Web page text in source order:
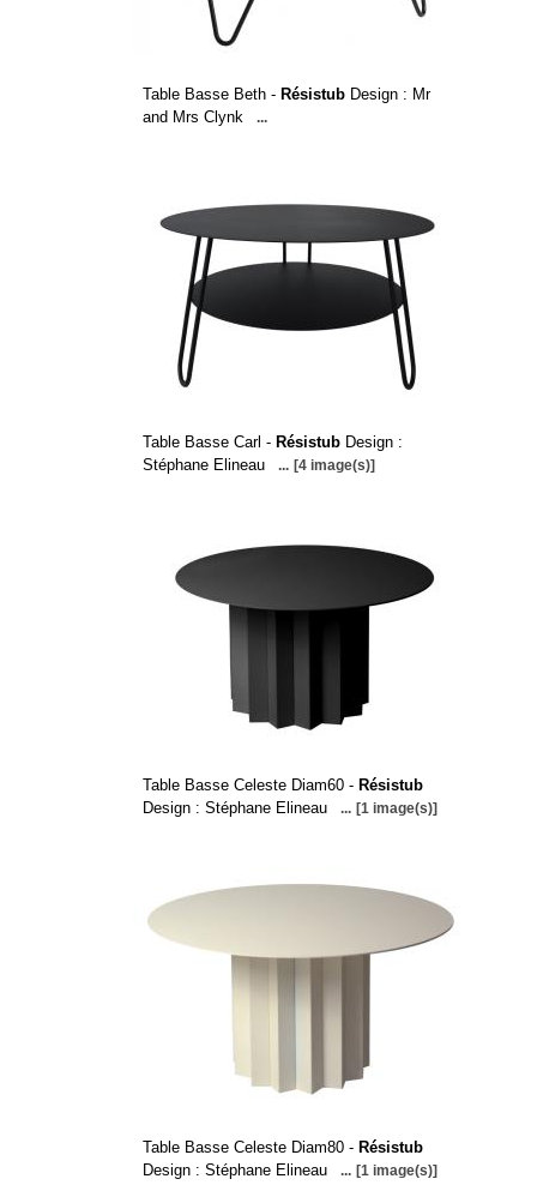
Table Basse Beth - RésistubDesign : Mr
and Mrs Clynk
...
Table Basse Carl - RésistubDesign :
Stéphane Elineau
... [4 image(s)]
Table Basse Celeste Diam60 - Résistub
Design : Stéphane Elineau
... [1 image(s)]
Table Basse Celeste Diam80 - Résistub
Design : Stéphane Elineau
... [1 image(s)]